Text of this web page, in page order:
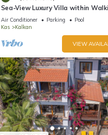
Sea-View Luxury Villa within
Distance to Beach in Exclusive
Bay
Air Conditioner Parking
Pool
Kas
Kalkan
VIEW